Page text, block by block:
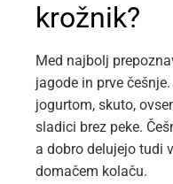
krožnik?
Med najbolj
jagode in prve
jogurtom, skuto,
sladici brez peke.
a dobro delujejo tudi
domačem kolaču.